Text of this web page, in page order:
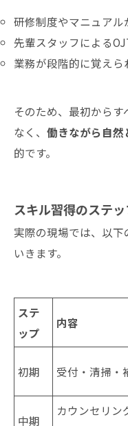
研修制度やマニュアル
先輩スタッフによる
業務が段階的に覚えら
そのため、最初から
なく、 働きながら自然
的です。
スキル習得のステ
実際の現場では、以
いきます。
ステ
ップ
内容
初期 受付・清掃・
中期
カウンセリン